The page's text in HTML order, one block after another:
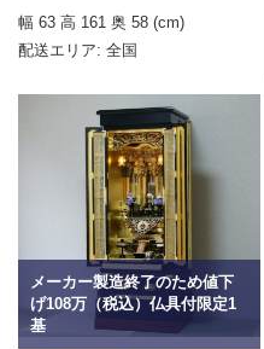
幅 63 高 161 奥 58 (cm)
配送エリア: 全国
メーカー製造終了のため値下
げ108万（税込）仏具付限定1
基